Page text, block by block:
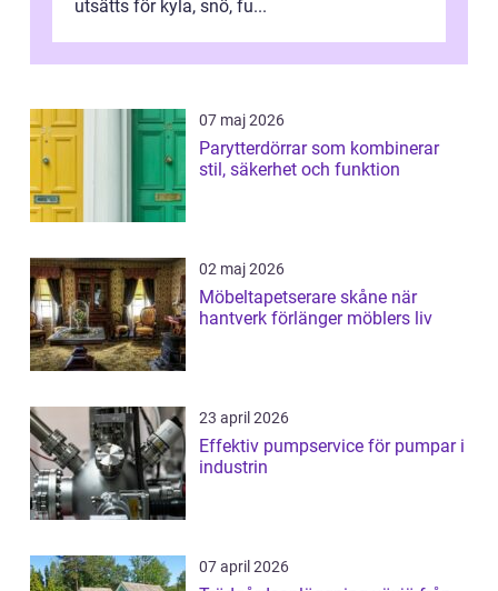
utsätts för kyla, snö, fu...
07 maj 2026
Parytterdörrar som kombinerar
stil, säkerhet och funktion
02 maj 2026
Möbeltapetserare skåne när
hantverk förlänger möblers liv
23 april 2026
Effektiv pumpservice för pumpar i
industrin
07 april 2026